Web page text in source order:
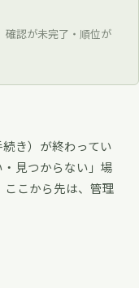
確認が未完了・順位が
き）が終わってい
見つからない」場
ここから先は、管理